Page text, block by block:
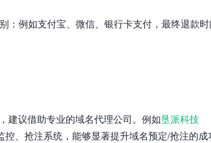
：例如支付宝、微信、银行卡支付，最终退款
建议借助专业的域名代理公司。例如垦派科技
、抢注系统，能够显著提升域名预定/抢注的成